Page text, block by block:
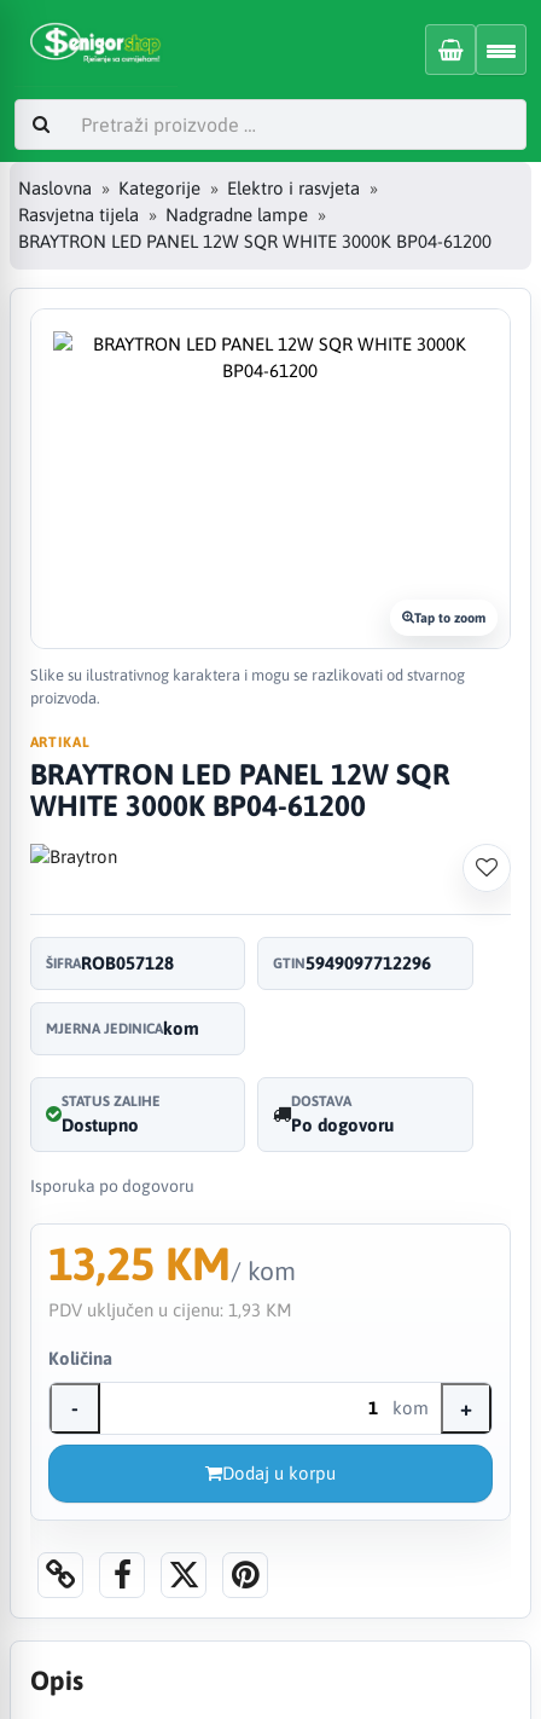
Naslovna Kategorije
Elektro i rasvjeta
Rasvjetna tijela
Nadgradne lampe
BRAYTRON LED PANEL 12W SQR WHITE 3000K BP04-61200
Tap to zoom
Slike su ilustrativnog karaktera i mogu se razlikovati od stvarnog
proizvoda.
ARTIKAL
BRAYTRON LED PANEL 12W SQR
WHITE 3000K BP04-61200
ŠIFRAROB057128 GTIN5949097712296
MJERNA JEDINICAkom
STATUS ZALIHE
Dostupno
DOSTAVA
Po dogovoru
Isporuka po dogovoru
13,25 KM/ kom
PDV uključen u cijenu: 1,93 KM
Količina
- kom +
Dodaj u korpu
Opis